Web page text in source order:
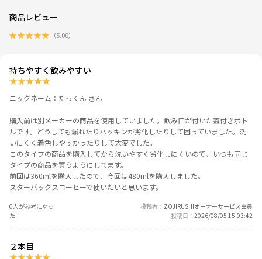
商品レビュー
★★★★★ （5.00）
持ちやすく飲みやすい
★★★★★
ニックネーム：たっくん さん
購入前は別メーカーの商品を使用していました。飲み口が付いた蓋付きボト
ルです。どうしても漏れたりパッキンが劣化したりして困っていました。洗
いにくく着色しやすかったりして大変でした。
このタイプの商品を購入してから洗いやすく劣化しにくいので、いつも同じ
タイプの商品を買うようにしてます。
前回は360mlを購入したので、今回は480mlを購入しました。
スターバックスコーヒーで使いたいと思います。
0人が参考になっ
た
投稿者
ZOJIRUSHIオーナーサービス会員
投稿日
2026/08/05 15:03:42
２本目